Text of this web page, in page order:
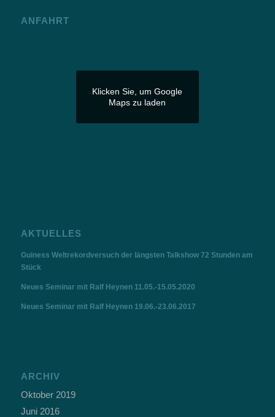
ANFAHRT
Klicken Sie, um Google
Maps zu laden
AKTUELLES
Guiness Weltrekordversuch der längsten Talkshow 72 Stunden am
Stück
Neues Seminar mit Ralf Heynen 11.05.-15.05.2020
Neues Seminar mit Ralf Heynen 19.06.-23.06.2017
ARCHIV
Oktober 2019
Juni 2016